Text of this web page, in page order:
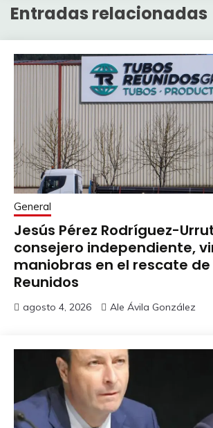
Entradas relacionadas
General
Jesús Pérez Rodríguez-
consejero independiente,
maniobras en el rescate de
Reunidos
agosto 4, 2026 Ale Ávila González